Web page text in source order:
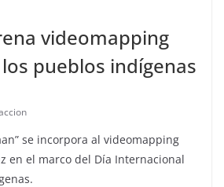
videomapping
pueblos indígenas
se incorpora al videomapping
en el marco del Día Internacional